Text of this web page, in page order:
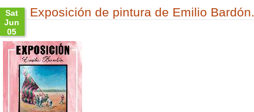
Sat
Jun
05
11:30:00
CEST
2021
Sat Jun
05
11:30:00
CEST
2021
Sat Jun
Exposición de pintura de Emilio Bardón.